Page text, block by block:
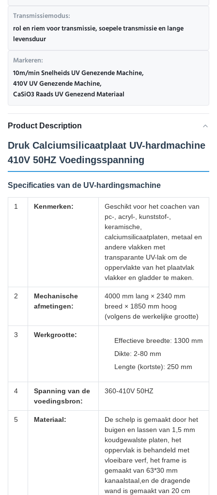
Transmissiemodus:
rol en riem voor transmissie, soepele transmissie en lange
levensduur
Markeren:
10m/min Snelheids UV Genezende Machine,
410V UV Genezende Machine,
CaSiO3 Raads UV Genezend Materiaal
Product Description
Druk Calciumsilicaatplaat UV-hardmachine
410V 50HZ Voedingsspanning
Specificaties van de UV-hardingsmachine
1 Kenmerken:
Geschikt voor het coachen van
pc-, acryl-, kunststof-,
keramische,
calciumsilicaatplaten, metaal en
andere vlakken met
transparante UV-lak om de
oppervlakte van het plaatvlak
vlakker en gladder te maken.
2
Mechanische
afmetingen:
4000 mm lang × 2340 mm
breed × 1850 mm hoog
(volgens de werkelijke grootte)
3 Werkgrootte:
Effectieve breedte: 1300 mm
Dikte: 2-80 mm
Lengte (kortste): 250 mm
4
Spanning van de
voedingsbron:
360-410V 50HZ
5 Materiaal:
De schelp is gemaakt door het
buigen en lassen van 1,5 mm
koudgewalste platen, het
oppervlak is behandeld met
vloeibare verf, het frame is
gemaakt van 63*30 mm
kanaalstaal,en de dragende
wand is gemaakt van 20 cm